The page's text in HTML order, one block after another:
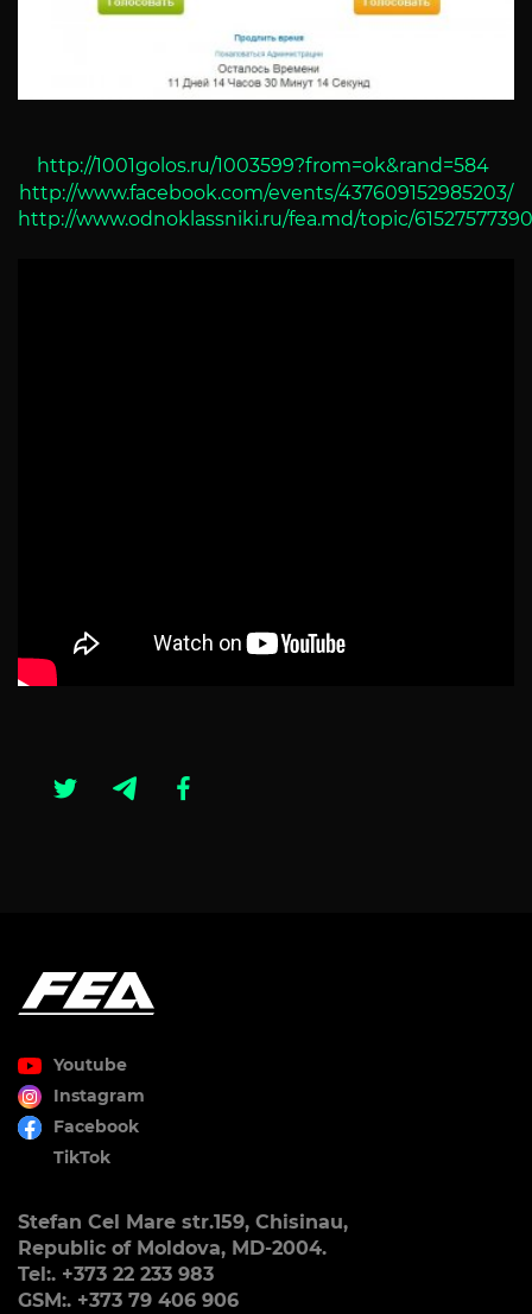
http://1001golos.ru/1003599?from=ok&rand=584
http://www.facebook.com/events/437609152985203/
http://www.odnoklassniki.ru/fea.md/topic/
Youtube
Instagram
Facebook
TikTok
Stefan Cel Mare str.159, Chisinau,
Republic of Moldova, MD-2004.
Tel:. +373 22 233 983
GSM:. +373 79 406 906